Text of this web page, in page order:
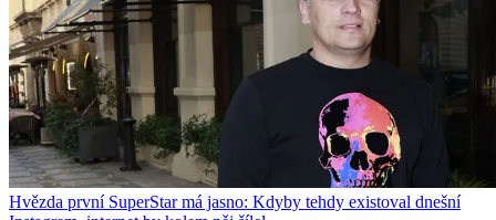
Hvězda první SuperStar má jasno: Kdyby tehdy existoval dnešní